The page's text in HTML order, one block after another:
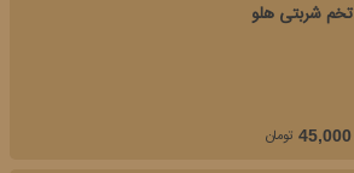
تخم شربتی هلو
45,000 تومان